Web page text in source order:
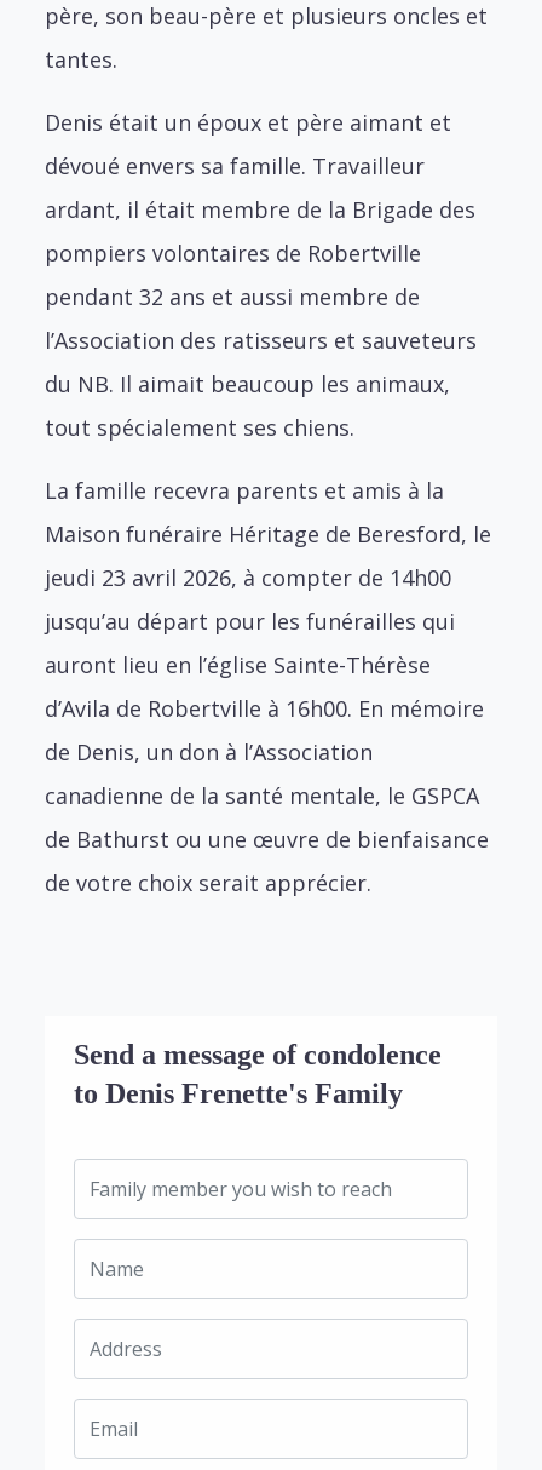
père, son beau-père et plusieurs oncles et
tantes.
Denis était un époux et père aimant et
dévoué envers sa famille. Travailleur
ardant, il était membre de la Brigade des
pompiers volontaires de Robertville
pendant 32 ans et aussi membre de
l’Association des ratisseurs et sauveteurs
du NB. Il aimait beaucoup les animaux,
tout spécialement ses chiens.
La famille recevra parents et amis à la
Maison funéraire Héritage de Beresford, le
jeudi 23 avril 2026, à compter de 14h00
jusqu’au départ pour les funérailles qui
auront lieu en l’église Sainte-Thérèse
d’Avila de Robertville à 16h00. En mémoire
de Denis, un don à l’Association
canadienne de la santé mentale, le GSPCA
de Bathurst ou une œuvre de bienfaisance
de votre choix serait apprécier.
Send a message of condolence
to Denis Frenette's Family